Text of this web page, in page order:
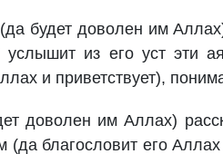
будет доволен им
услышит из его уст эти
и приветствует),
доволен им Аллах)
(да благословит его